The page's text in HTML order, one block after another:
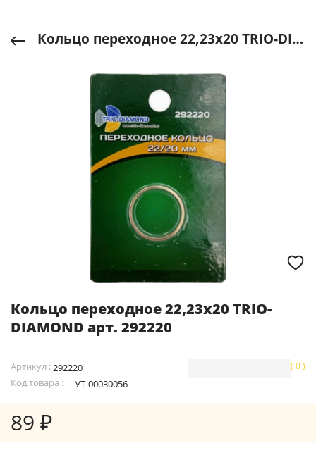
Кольцо переходное 22,23х20 TRIO-DIAMOND арт. 292220
Кольцо переходное 22,23х20 TRIO-
DIAMOND арт. 292220
Артикул :292220
Код товара :
УТ-00030056
( 0 )
89 ₽